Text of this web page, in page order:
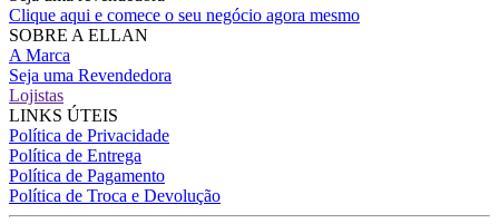
Clique aqui e comece o seu negócio agora mesmo
SOBRE A ELLAN
A Marca
Seja uma Revendedora
Lojistas
LINKS ÚTEIS
Política de Privacidade
Política de Entrega
Política de Pagamento
Política de Troca e Devolução